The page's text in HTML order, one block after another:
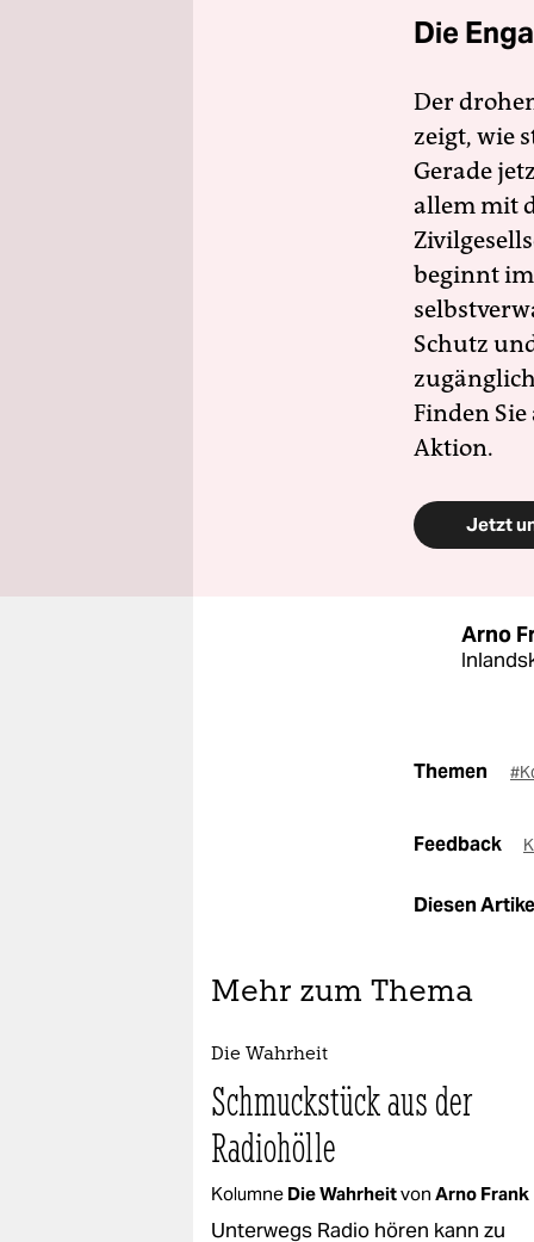
Die
Der
zeigt, wie
Gerade
allem mit
beginnt
Schutz
Finden
Aktion.
Jetzt
Arno
Themen
Feedback
Diesen
Mehr zum Thema
Die Wahrheit
Schmuckstück aus der
Radiohölle
Kolumne Die Wahrheitvon Arno Frank
Unterwegs Radio hören kann zu